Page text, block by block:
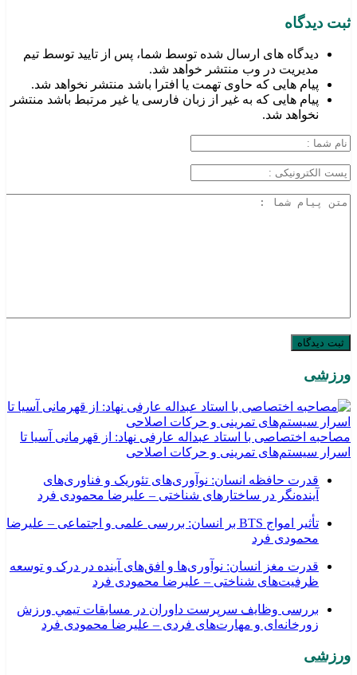
ثبت دیدگاه
دیدگاه های ارسال شده توسط شما، پس از تایید توسط تیم
مدیریت در وب منتشر خواهد شد.
پیام هایی که حاوی تهمت یا افترا باشد منتشر نخواهد شد.
پیام هایی که به غیر از زبان فارسی یا غیر مرتبط باشد منتشر
نخواهد شد.
ورزشی
مصاحبه اختصاصی با استاد عبداله عارفی نهاد: از قهرمانی آسیا تا
اسرار سیستم‌های تمرینی و حرکات اصلاحی
قدرت حافظه انسان: نوآوری‌های تئوریک و فناوری‌های
آینده‌نگر در ساختارهای شناختی – علیرضا محمودی فرد
تأثیر امواج BTS بر انسان: بررسی علمی و اجتماعی – علیرضا
محمودی فرد
قدرت مغز انسان: نوآوری‌ها و افق‌های آینده در درک و توسعه
ظرفیت‌های شناختی – علیرضا محمودی فرد
بررسی وظايف سرپرست داوران در مسابقات تیمي ورزش
زورخانه‌ای و مهارت‌های فردی – علیرضا محمودی فرد
ورزشی